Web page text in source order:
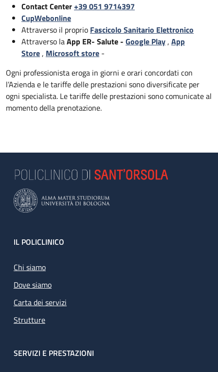
Contact Center+39 051 9714397
CupWebonline
Attraverso il proprio Fascicolo Sanitario Elettronico
Attraverso laApp ER- Salute - Google Play, App
Store, Microsoft store -
Ogni professionista eroga in giorni e orari concordati con
l’Azienda e le tariffe delle prestazioni sono diversificate per
ogni specialista. Le tariffe delle prestazioni sono comunicate al
momento della prenotazione.
Footer
IL POLICLINICO
Chi siamo
Dove siamo
Carta dei servizi
Strutture
SERVIZI E PRESTAZIONI